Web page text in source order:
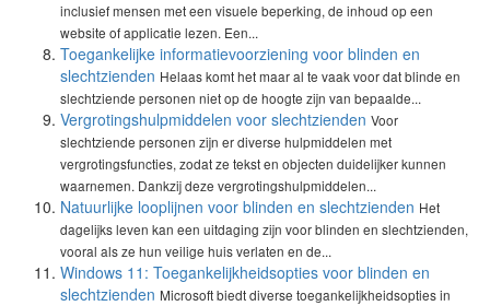
inclusief mensen met een visuele beperking, de inhoud op een
website of applicatie lezen. Een...
Toegankelijke informatievoorziening voor blinden en
slechtzienden Helaas komt het maar al te vaak voor dat blinde en
slechtziende personen niet op de hoogte zijn van bepaalde...
Vergrotingshulpmiddelen voor slechtzienden Voor
slechtziende personen zijn er diverse hulpmiddelen met
vergrotingsfuncties, zodat ze tekst en objecten duidelijker kunnen
waarnemen. Dankzij deze vergrotingshulpmiddelen...
Natuurlijke looplijnen voor blinden en slechtzienden Het
dagelijks leven kan een uitdaging zijn voor blinden en slechtzienden,
vooral als ze hun veilige huis verlaten en de...
Windows 11: Toegankelijkheidsopties voor blinden en
slechtzienden Microsoft biedt diverse toegankelijkheidsopties in